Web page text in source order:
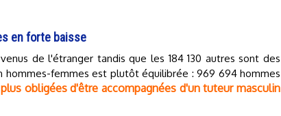
en forte baisse
de l'étranger tandis que les 184 130 autres sont des
hommes-femmes est plutôt équilibrée : 969 694 hommes
plus obligées d'être accompagnées d'un tuteur masculin